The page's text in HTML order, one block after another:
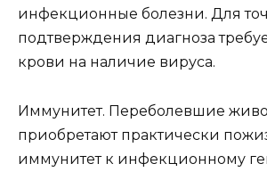
инфекционные болезни. Для
подтверждения диагноза
крови на наличие вируса.
Иммунитет. Переболевшие
приобретают практически
иммунитет к инфекционному